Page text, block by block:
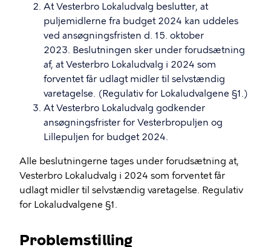
At Vesterbro Lokaludvalg beslutter, at
puljemidlerne fra budget 2024 kan uddeles
ved ansøgningsfristen d. 15. oktober
2023. Beslutningen sker under forudsætning
af, at Vesterbro Lokaludvalg i 2024 som
forventet får udlagt midler til selvstændig
varetagelse. (Regulativ for Lokaludvalgene §1.)
At Vesterbro Lokaludvalg godkender
ansøgningsfrister for Vesterbropuljen og
Lillepuljen for budget 2024.
Alle beslutningerne tages under forudsætning at,
Vesterbro Lokaludvalg i 2024 som forventet får
udlagt midler til selvstændig varetagelse. Regulativ
for Lokaludvalgene §1.
Problemstilling